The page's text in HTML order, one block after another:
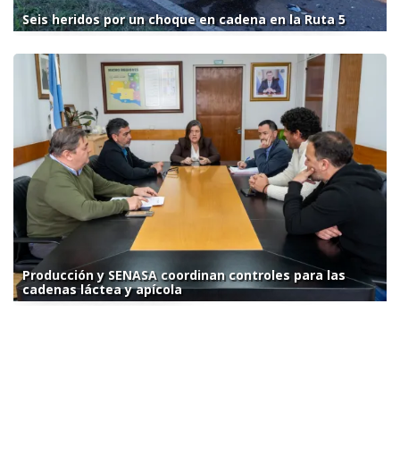
Seis heridos por un choque en cadena en la Ruta 5
Producción y SENASA coordinan controles para las
cadenas láctea y apícola